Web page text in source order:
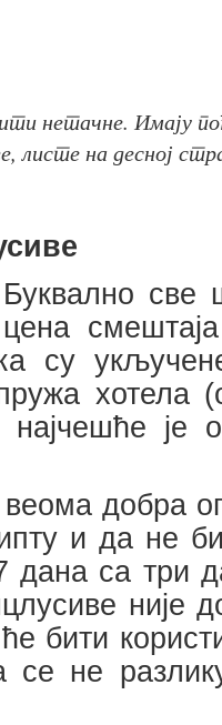
нетачне. Имају
листе на десној
све
су
хотела
најчешће је
веома добра
и да не
дана са три
није
бити
се не